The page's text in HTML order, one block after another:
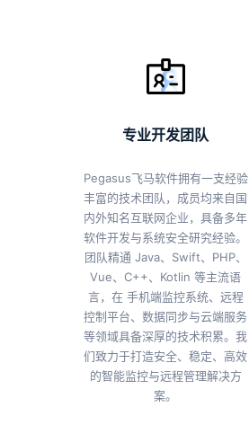
专业开发团队
Pegasus飞马软件拥有一支经验
丰富的技术团队，成员均来自国
内外知名互联网企业，具备多年
软件开发与系统安全研究经验。
团队精通 Java、Swift、PHP、
Vue、C++、Kotlin 等主流语
言，在 手机端监控系统、远程
控制平台、数据同步与云端服务
等领域具备深厚的技术积累。我
们致力于打造安全、稳定、高效
的智能监控与远程管理解决方
案。